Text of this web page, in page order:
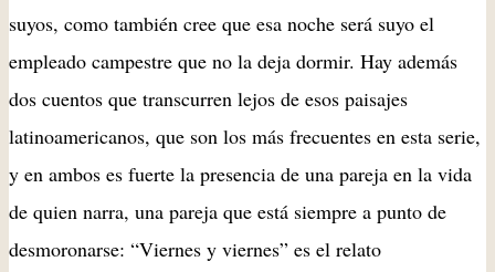
suyos, como también cree que esa noche será suyo el
empleado campestre que no la deja dormir. Hay además
dos cuentos que transcurren lejos de esos paisajes
latinoamericanos, que son los más frecuentes en esta serie,
y en ambos es fuerte la presencia de una pareja en la vida
de quien narra, una pareja que está siempre a punto de
desmoronarse: “Viernes y viernes” es el relato